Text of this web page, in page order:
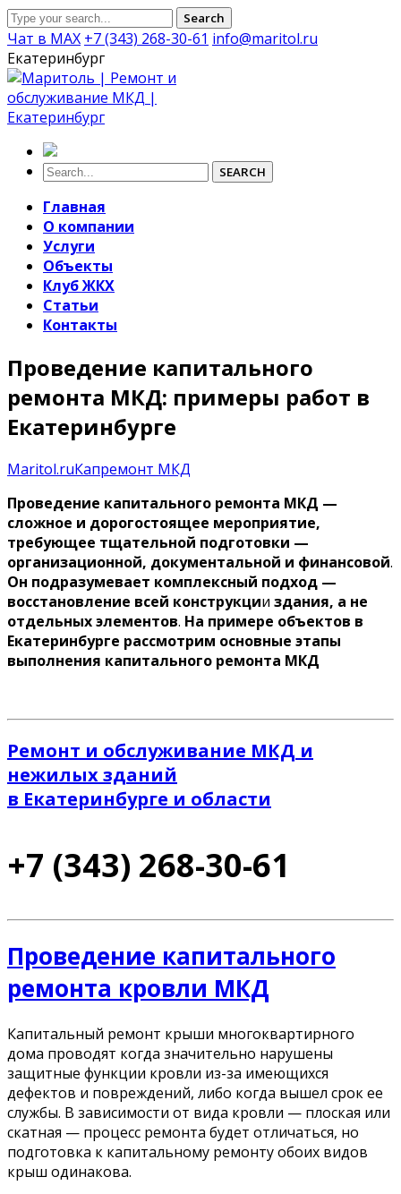
Search
Чат в MAX +7 (343) 268-30-61 info@maritol.ru
Екатеринбург
SEARCH
Главная
О компании
Услуги
Объекты
Клуб ЖКХ
Статьи
Контакты
Проведение капитального
ремонта МКД: примеры работ в
Екатеринбурге
Maritol.ruКапремонт МКД
Проведение капитального ремонта МКД —
сложное и дорогостоящее мероприятие,
требующее тщательной подготовки —
организационной, документальной и финансовой.
Он подразумевает комплексный подход —
восстановление всей конструкции здания, а не
отдельных элементов. На примере объектов в
Екатеринбурге рассмотрим основные этапы
выполнения капитального ремонта МКД
Ремонт и обслуживание МКД и
нежилых зданий
в Екатеринбурге и области
+7 (343) 268-30-61
Проведение капитального
ремонта кровли МКД
Капитальный ремонт крыши многоквартирного
дома проводят когда значительно нарушены
защитные функции кровли из-за имеющихся
дефектов и повреждений, либо когда вышел срок ее
службы. В зависимости от вида кровли — плоская или
скатная — процесс ремонта будет отличаться, но
подготовка к капитальному ремонту обоих видов
крыш одинакова.